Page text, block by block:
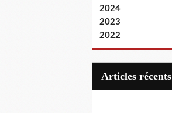
2024
2023
2022
articles récents